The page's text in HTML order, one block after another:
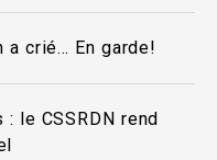
a crié… En garde!
le CSSRDN rend